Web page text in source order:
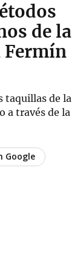
de la
Fermín
taquillas de la
a través de la
Google